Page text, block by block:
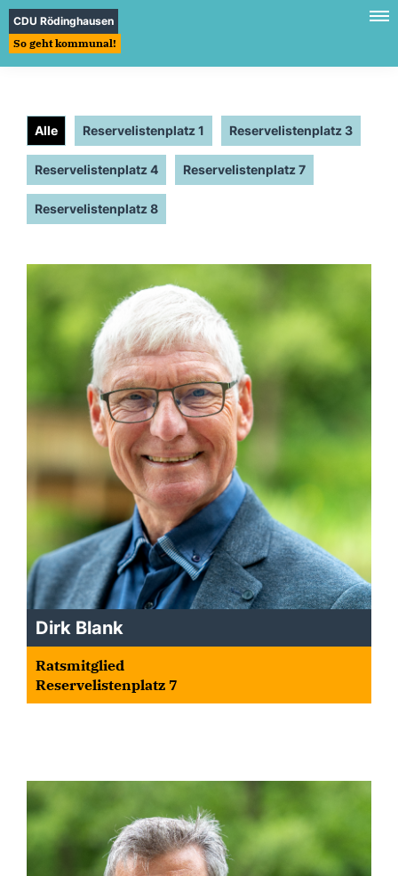
CDU Rödinghausen
So geht kommunal!
Alle Reservelistenplatz 1 Reservelistenplatz 3
Reservelistenplatz 4 Reservelistenplatz 7
Reservelistenplatz 8
Dirk Blank
Ratsmitglied
Reservelistenplatz 7